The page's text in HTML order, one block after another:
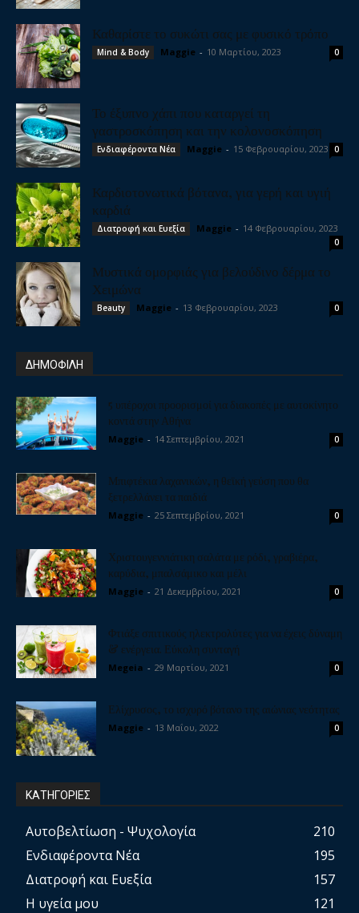
Καθαρίστε το συκώτι σας με φυσικό τρόπο
Mind & Body Maggie - 10 Μαρτίου, 2023 0
Το έξυπνο χάπι που καταργεί τη
γαστροσκόπηση και την κολονοσκόπηση
Ενδιαφέροντα Νέα Maggie - 15 Φεβρουαρίου, 2023 0
Καρδιοτονωτικά βότανα, για γερή και υγιή
καρδιά
Διατροφή και Ευεξία Maggie - 14 Φεβρουαρίου, 2023
0
Μυστικά ομορφιάς για βελούδινο δέρμα το
Χειμώνα
Beauty Maggie - 13 Φεβρουαρίου, 2023 0
ΔΗΜΟΦΙΛΗ
5 υπέροχοι προορισμοί για διακοπές με αυτοκίνητο
κοντά στην Αθήνα
Maggie - 14 Σεπτεμβρίου, 2021 0
Μπιφτέκια λαχανικών, η θεϊκή γεύση που θα
ξετρελλάνει τα παιδιά
Maggie - 25 Σεπτεμβρίου, 2021 0
Χριστουγεννιάτικη σαλάτα με ρόδι, γραβιέρα,
καρύδια, μπαλσάμικο και μέλι
Maggie - 21 Δεκεμβρίου, 2021 0
Φτιάξε σπιτικούς ηλεκτρολύτες για να έχεις δύναμη
& ενέργεια. Εύκολη συνταγή
Megeia - 29 Μαρτίου, 2021 0
Ελίχρυσος, το ισχυρό βότανο της αιώνιας νεότητας
Maggie - 13 Μαΐου, 2022 0
ΚΑΤΗΓΟΡΙΕΣ
Αυτοβελτίωση - Ψυχολογία
210
Ενδιαφέροντα Νέα
195
Διατροφή και Ευεξία
157
Η υγεία μου
121